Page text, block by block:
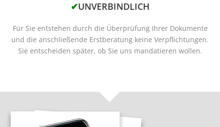
✔UNVERBINDLICH
Für Sie entstehen durch die Überprüfung Ihrer Dokumente
und die anschließende Erstberatung keine Verpflichtungen.
Sie entscheiden später, ob Sie uns mandatieren wollen.